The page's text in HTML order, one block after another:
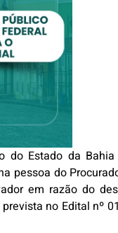
Estado da Bahia
pessoa do
em razão do
no Edital nº